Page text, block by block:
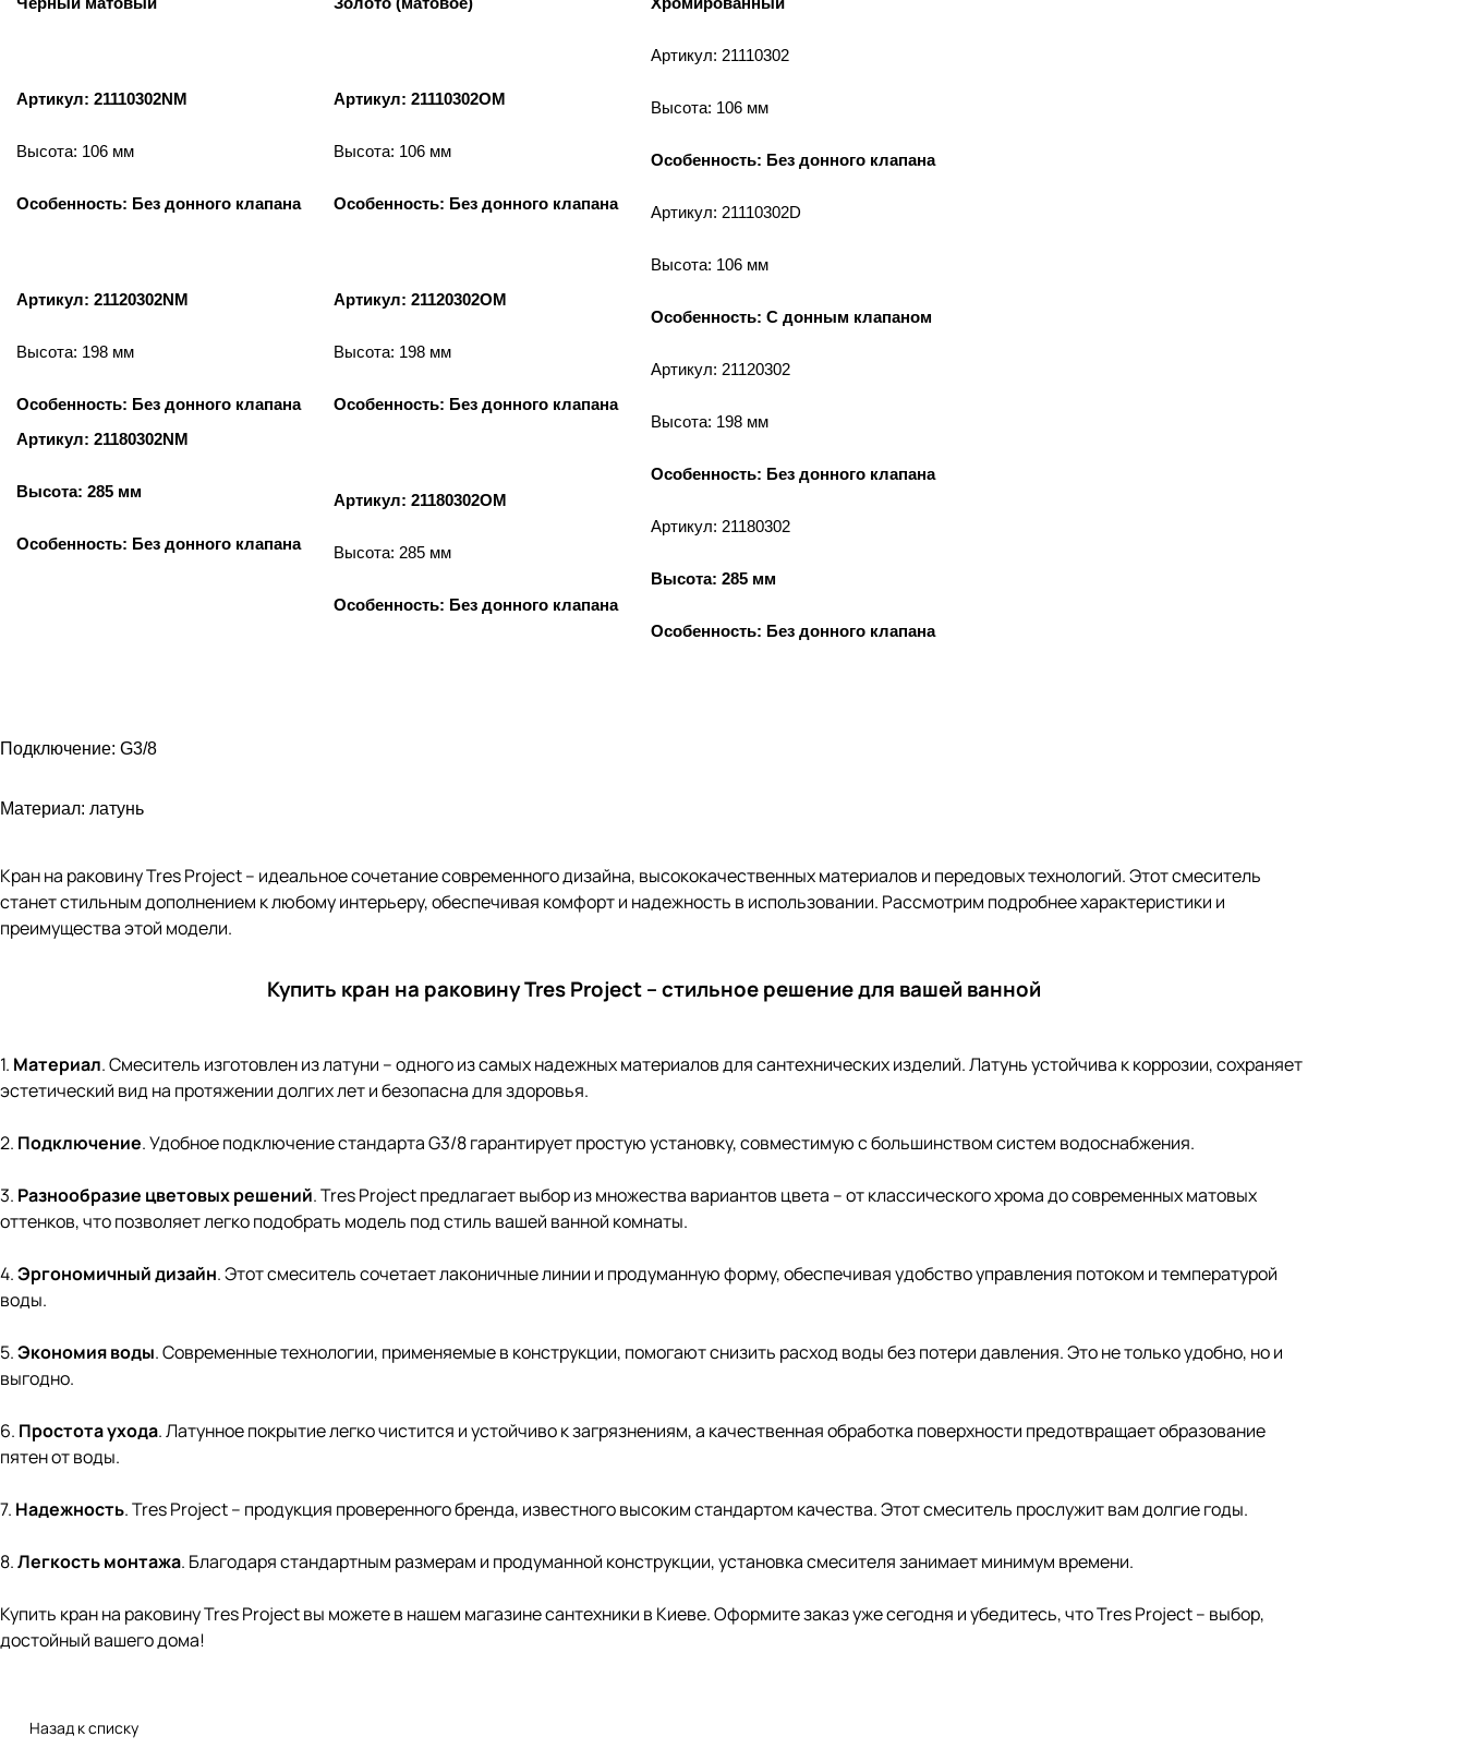
Артикул: 21110302NM
Высота: 106 мм
Особенность: Без донного клапана
Артикул: 21120302NM
Высота: 198 мм
Особенность: Без донного клапана
Артикул: 21180302NM
Высота: 285 мм
Особенность: Без донного клапана
Артикул: 21110302OM
Высота: 106 мм
Особенность: Без донного клапана
Артикул: 21120302OM
Высота: 198 мм
Особенность: Без донного клапана
Артикул: 21180302OM
Высота: 285 мм
Особенность: Без донного клапана
Артикул: 21110302
Высота: 106 мм
Особенность: Без донного клапана
Артикул: 21110302D
Высота: 106 мм
Особенность: С донным клапаном
Артикул: 21120302
Высота: 198 мм
Особенность: Без донного клапана
Артикул: 21180302
Высота: 285 мм
Особенность: Без донного клапана
Подключение: G3/8
Материал: латунь
Кран на раковинуTres Project – идеальное сочетание современного дизайна, высококачественных материалов и передовых технологий. Этот смеситель
станет стильным дополнением к любому интерьеру, обеспечивая комфорт и надежность в использовании. Рассмотрим подробнее характеристики и
преимущества этой модели.
Купить кран на раковину Tres Project – стильное решение для вашей ванной
1. Материал. Смеситель изготовлен из латуни – одного из самых надежных материалов для сантехнических изделий. Латунь устойчива к коррозии, сохраняет
эстетический вид на протяжении долгих лет и безопасна для здоровья.
2. Подключение. Удобное подключение стандарта G3/8 гарантирует простую установку, совместимую с большинством систем водоснабжения.
3. Разнообразие цветовых решений. Tres Project предлагает выбор из множества вариантов цвета – от классического хрома до современных матовых
оттенков, что позволяет легко подобрать модель под стиль вашей ванной комнаты.
4.Эргономичный дизайн. Этот смеситель сочетает лаконичные линии и продуманную форму, обеспечивая удобство управления потоком и температурой
воды.
5.Экономия воды. Современные технологии, применяемые в конструкции, помогают снизить расход воды без потери давления. Это не только удобно, но и
выгодно.
6. Простота ухода. Латунное покрытие легко чистится и устойчиво к загрязнениям, а качественная обработка поверхности предотвращает образование
пятен от воды.
7. Надежность. Tres Project – продукция проверенного бренда, известного высоким стандартом качества. Этот смеситель прослужит вам долгие годы.
8.Легкость монтажа. Благодаря стандартным размерам и продуманной конструкции, установка смесителя занимает минимум времени.
Купить кран на раковину Tres Project вы можете в нашем магазине сантехники в Киеве. Оформите заказ уже сегодня и убедитесь, что Tres Project – выбор,
достойный вашего дома!
Назад к списку